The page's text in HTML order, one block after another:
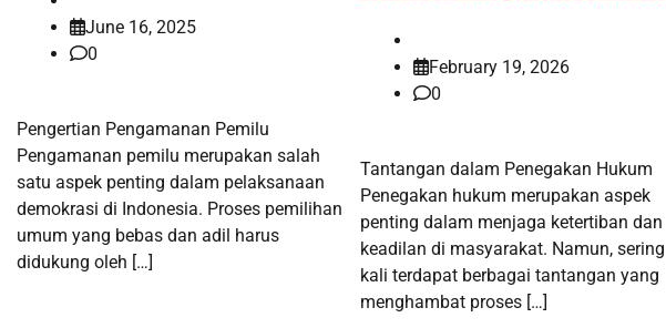
June 16, 2025
0
Pengertian Pengamanan Pemilu
Pengamanan pemilu merupakan salah
satu aspek penting dalam pelaksanaan
demokrasi di Indonesia. Proses pemilihan
umum yang bebas dan adil harus
didukung oleh […]
February 19, 2026
0
Tantangan dalam Penegakan Hukum
Penegakan hukum merupakan aspek
penting dalam menjaga ketertiban dan
keadilan di masyarakat. Namun, sering
kali terdapat berbagai tantangan yang
menghambat proses […]